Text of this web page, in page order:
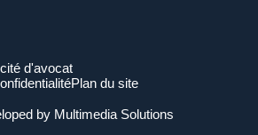
d'avocat
Plan du site
by Multimedia Solutions